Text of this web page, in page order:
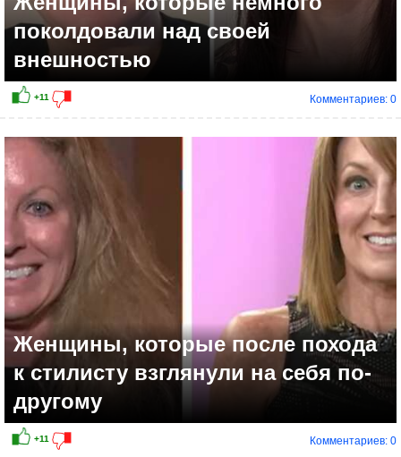
поколдовали над своей
внешностью
Комментариев: 0
Женщины, которые после похода
к стилисту взглянули на себя по-
другому
Комментариев: 0